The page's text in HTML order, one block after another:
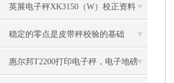
英展电子秤XK3150（W）校正资料
稳定的零点是皮带秤校验的基础
惠尔邦T2200打印电子秤，电子地磅